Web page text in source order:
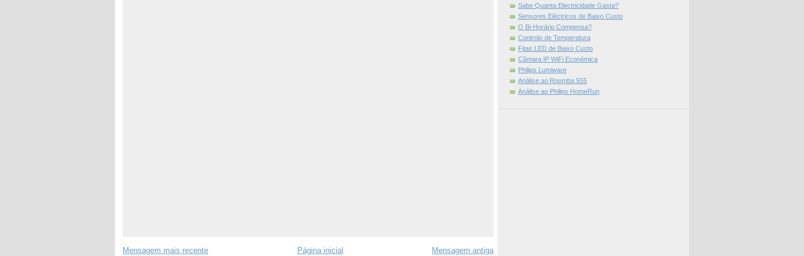
Mensagem mais recente Mensagem antiga
Página inicial
Sabe Quanta Electricidade Gasta?
Sensores Eléctricos de Baixo Custo
O Bi-Horário Compensa?
Controlo de Temperatura
Fitas LED de Baixo Custo
Câmara IP WiFi Económica
Philips Lumiware
Análise ao Roomba 555
Análise ao Philips HomeRun